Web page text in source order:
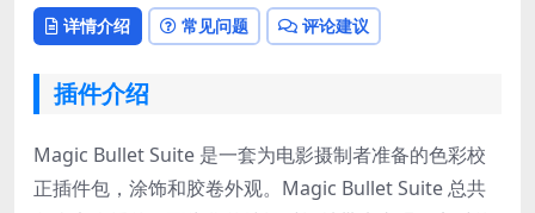
详情介绍 常见问题 评论建议
插件介绍
Magic Bullet Suite 是一套为电影摄制者准备的色彩校
正插件包，涂饰和胶卷外观。Magic Bullet Suite 总共